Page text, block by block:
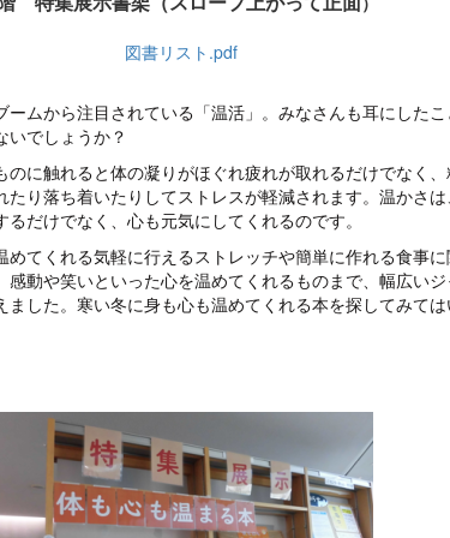
図書リスト.pdf
ムから注目されている「温活」。みなさんも耳にしたこ
いでしょうか？
に触れると体の凝りがほぐれ疲れが取れるだけでなく、
たり落ち着いたりしてストレスが軽減されます。温かさは
るだけでなく、心も元気にしてくれるのです。
てくれる気軽に行えるストレッチや簡単に作れる食事に
感動や笑いといった心を温めてくれるものまで、幅広いジ
ました。寒い冬に身も心も温めてくれる本を探してみては